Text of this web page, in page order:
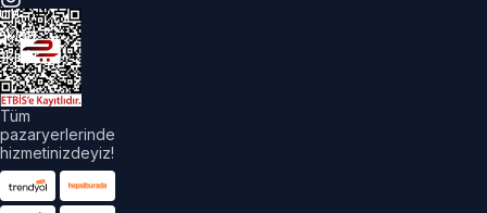
Tüm
pazaryerlerinde
hizmetinizdeyiz!